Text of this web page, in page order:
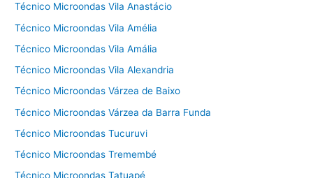
Técnico Microondas Vila Anastácio
Técnico Microondas Vila Amélia
Técnico Microondas Vila Amália
Técnico Microondas Vila Alexandria
Técnico Microondas Várzea de Baixo
Técnico Microondas Várzea da Barra Funda
Técnico Microondas Tucuruvi
Técnico Microondas Tremembé
Técnico Microondas Tatuapé